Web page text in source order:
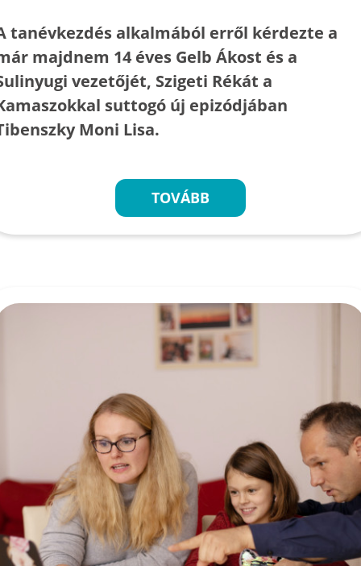
tanévkezdés alkalmából erről kérdezte a
majdnem 14 éves Gelb Ákost és a
vezetőjét, Szigeti Rékát a
suttogó új epizódjában
Moni Lisa.
TOVÁBB